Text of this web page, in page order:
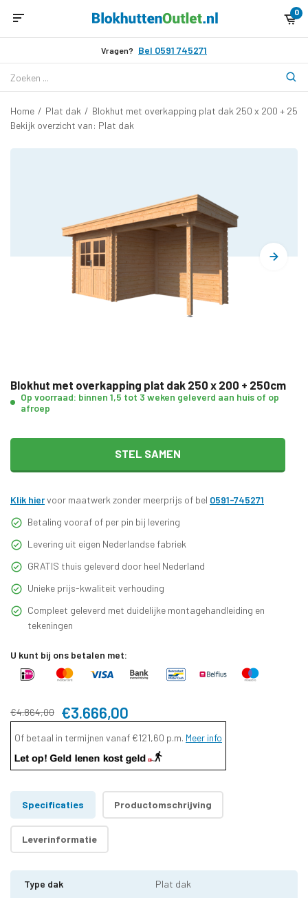
0
Vragen? Bel 0591 745271
Home / Plat dak / Blokhut met overkapping plat dak 250 x 200 +
Bekijk overzicht van: Plat dak
Blokhut met overkapping plat dak 250 x 200 + 250cm
Op voorraad: binnen 1,5 tot 3 weken geleverd aan huis of op
afroep
STEL SAMEN
Klik hiervoor maatwerk zonder meerprijs of bel 0591-745271
Betaling vooraf of per pin bij levering
Levering uit eigen Nederlandse fabriek
GRATIS thuis geleverd door heel Nederland
Unieke prijs-kwaliteit verhouding
Compleet geleverd met duidelijke montagehandleiding en
tekeningen
U kunt bij ons betalen met:
€4.864,00 €3.666,00
Of betaal in termijnen vanaf €121,60 p.m. Meer info
Specificaties Productomschrijving
Leverinformatie
Type dak Plat dak